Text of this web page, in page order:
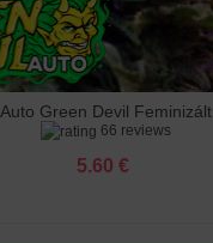
Auto Green Devil Feminizált
66 reviews
5.60 €